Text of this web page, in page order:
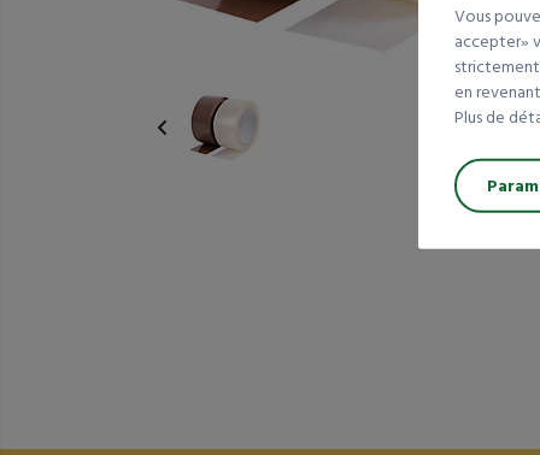
Vous
accepter»
en
Plus de